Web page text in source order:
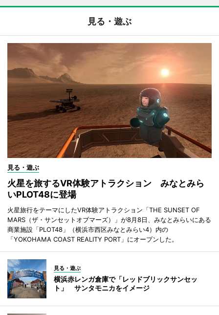
見る・遊ぶ
見る・遊ぶ
火星を旅するVR体験アトラクション みなとみら
いPLOT48に登場
火星旅行をテーマにしたVR体験アトラクション「THE SUNSET OF
MARS（ザ・サンセットオブマーズ）」が8月8日、みなとみらいにある
商業施設「PLOT48」（横浜市西区みなとみらい4）内の
「YOKOHAMA COAST REALITY PORT」にオープンした。
見る・遊ぶ
横浜赤レンガ倉庫で「レッドブリックサンセッ
ト」 サンタモニカをイメージ